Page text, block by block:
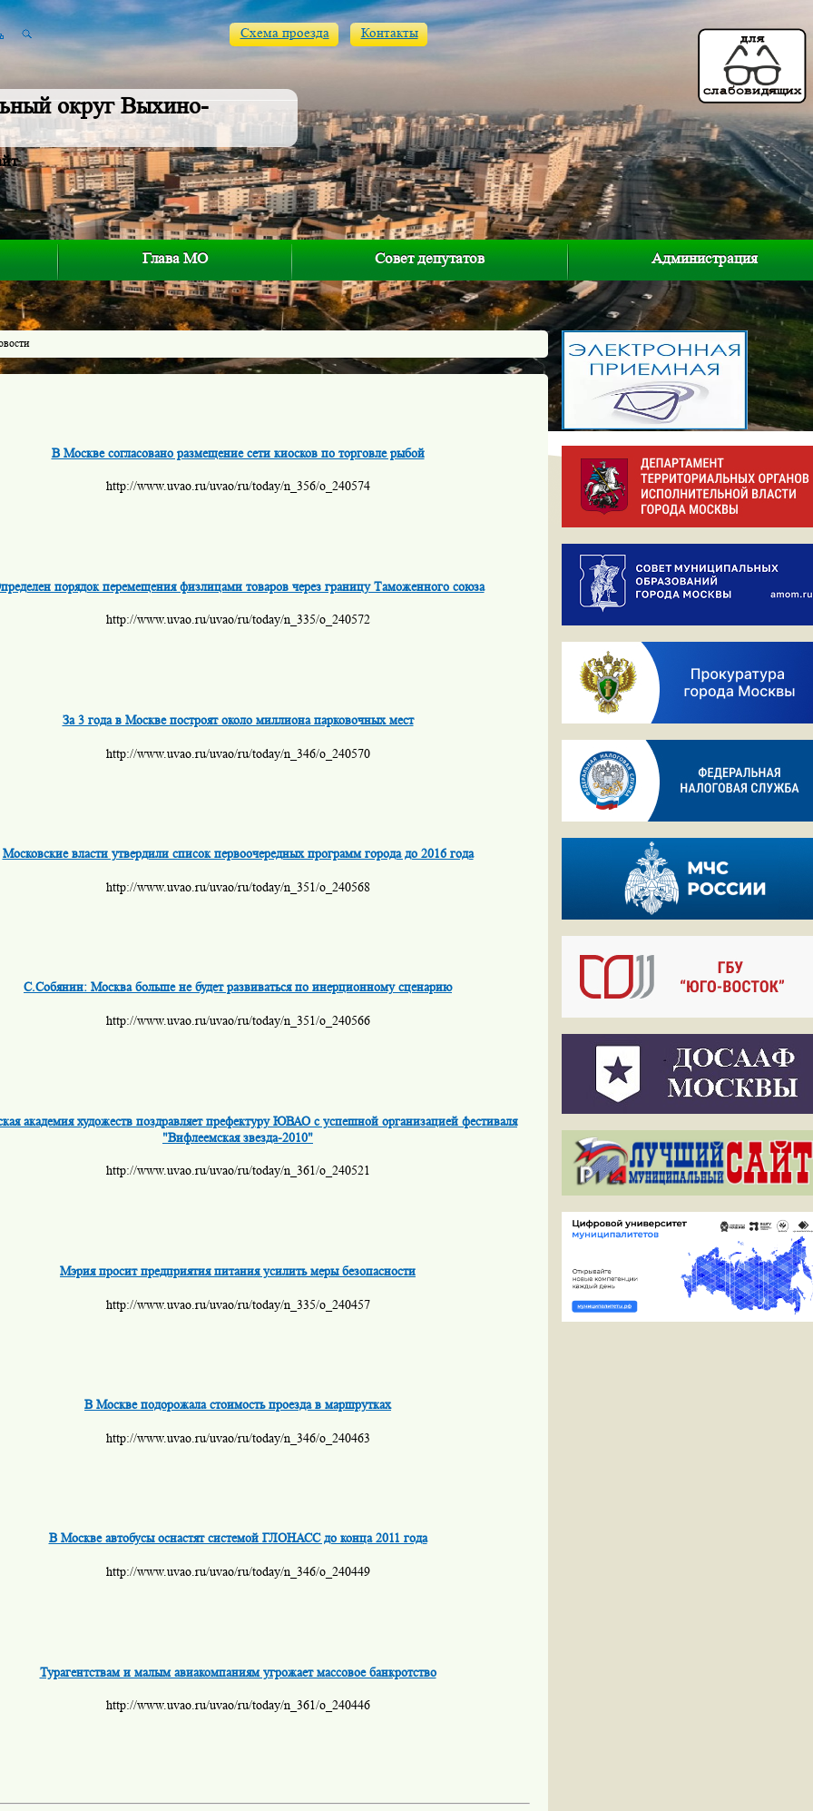
округ Выхино-
Схема проезда Контакты
Глава МО Совет депутатов Администрация
В Москве согласовано размещение сети киосков по торговле рыбой
http://www.uvao.ru/uvao/ru/today/n_356/o_240574
порядок перемещения физлицами товаров через границу Таможенного союза
http://www.uvao.ru/uvao/ru/today/n_335/o_240572
За 3 года в Москве построят около миллиона парковочных мест
http://www.uvao.ru/uvao/ru/today/n_346/o_240570
Московские власти утвердили список первоочередных программ города до 2016 года
http://www.uvao.ru/uvao/ru/today/n_351/o_240568
С.Собянин: Москва больше не будет развиваться по инерционному сценарию
http://www.uvao.ru/uvao/ru/today/n_351/o_240566
академия художеств поздравляет префектуру ЮВАО с успешной организацией фестиваля
"Вифлеемская звезда-2010"
http://www.uvao.ru/uvao/ru/today/n_361/o_240521
Мэрия просит предприятия питания усилить меры безопасности
http://www.uvao.ru/uvao/ru/today/n_335/o_240457
В Москве подорожала стоимость проезда в маршрутках
http://www.uvao.ru/uvao/ru/today/n_346/o_240463
В Москве автобусы оснастят системой ГЛОНАСС до конца 2011 года
http://www.uvao.ru/uvao/ru/today/n_346/o_240449
Турагентствам и малым авиакомпаниям угрожает массовое банкротство
http://www.uvao.ru/uvao/ru/today/n_361/o_240446